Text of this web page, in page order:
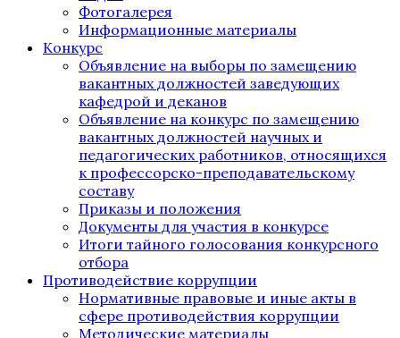
Фотогалерея
Информационные материалы
Конкурс
Объявление на выборы по замещению
вакантных должностей заведующих
кафедрой и деканов
Объявление на конкурс по замещению
вакантных должностей научных и
педагогических работников, относящихся
к профессорско-преподавательскому
составу
Приказы и положения
Документы для участия в конкурсе
Итоги тайного голосования конкурсного
отбора
Противодействие коррупции
Нормативные правовые и иные акты в
сфере противодействия коррупции
Методические материалы